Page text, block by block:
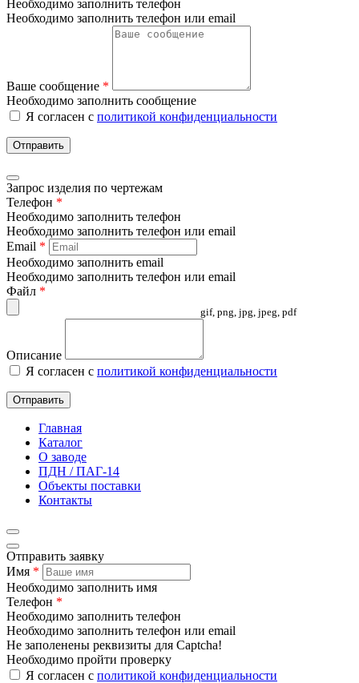
Необходимо заполнить телефон
Необходимо заполнить телефон или email
Ваше сообщение *
Необходимо заполнить сообщение
Я согласен с политикой конфиденциальности
Отправить
Запрос изделия по чертежам
Телефон *
Необходимо заполнить телефон
Необходимо заполнить телефон или email
Email *
Необходимо заполнить email
Необходимо заполнить телефон или email
Файл *
gif, png, jpg, jpeg, pdf
Описание
Я согласен с политикой конфиденциальности
Отправить
Главная
Каталог
О заводе
ПДН / ПАГ-14
Объекты поставки
Контакты
Отправить заявку
Имя *
Необходимо заполнить имя
Телефон *
Необходимо заполнить телефон
Необходимо заполнить телефон или email
Не заполенены реквизиты для Captcha!
Необходимо пройти проверку
Я согласен с политикой конфиденциальности